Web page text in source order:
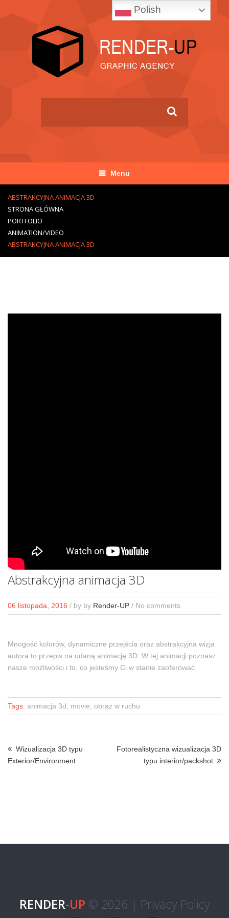
Menu
ABSTRAKCYJNA ANIMACJA 3D
STRONA GŁÓWNA
PORTFOLIO
ANIMATION/VIDEO
ABSTRAKCYJNA ANIMACJA 3D
Abstrakcyjna animacja 3D
06 listopada, 2016 / by by Render-UP / No comments
Mnogość kolorów, dynamiczne przejścia oraz abstrakcyjna wizja
autora to przepis na udaną animację 3D. W tej animacji poznasz
nasze możliwości i to, co jesteśmy Ci w stanie zaoferować.
Tags: animacja 3d, movie, obraz w ruchu
Wizualizacja 3D typu
Exterior/Environment
Fotorealistyczna wizualizacja 3D
typu interior/packshot
RENDER-UP © 2026 | Privacy Policy
Polish